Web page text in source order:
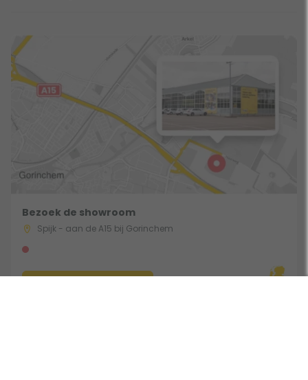
Bezoek de showroom
Spijk - aan de A15 bij Gorinchem